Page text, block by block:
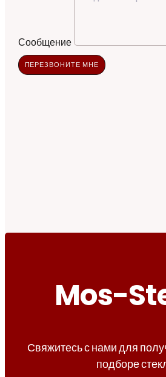
Сообщение
ПЕРЕЗВОНИТЕ МНЕ
Mos-
Свяжитесь с нами для
подборе